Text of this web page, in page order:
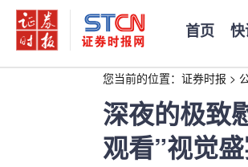
首页
您当前的位置： 证券时报 >
深夜的极致
观看”视觉